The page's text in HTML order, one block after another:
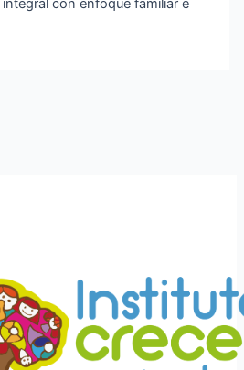
con enfoque familiar e